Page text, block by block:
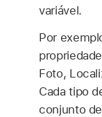
variável.
Por
Foto,
Cada tipo
conjunto